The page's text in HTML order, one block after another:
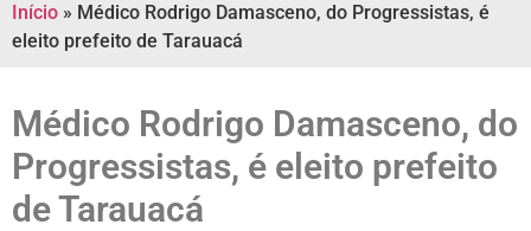
Início » Médico Rodrigo Damasceno, do Progressistas, é
eleito prefeito de Tarauacá
Médico Rodrigo Damasceno, do
Progressistas, é eleito prefeito
de Tarauacá